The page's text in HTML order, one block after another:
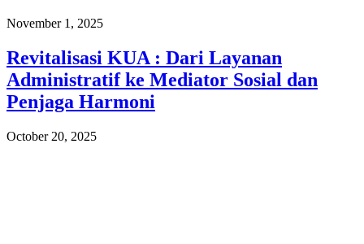
November 1, 2025
Revitalisasi KUA : Dari Layanan
Administratif ke Mediator Sosial dan
Penjaga Harmoni
October 20, 2025